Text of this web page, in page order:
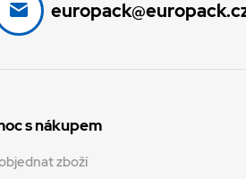
s nákupem
zboží